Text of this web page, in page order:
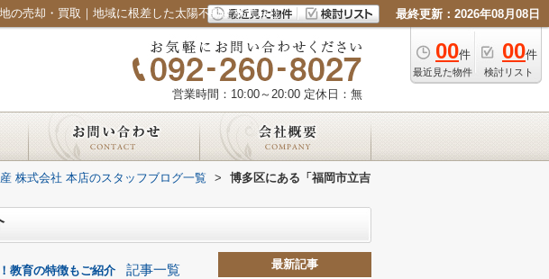
の売却・買取｜地域に根差した太陽不動産株式会社 最終更新：2026年08月08日
00件
最近見た物件
00件
検討リスト
営業時間：10:00～20:00 定休日：無
株式会社 本店のスタッフブログ一覧 >
博多区にある「福岡市立吉
教育の特徴もご紹介 記事一覧
最新記事